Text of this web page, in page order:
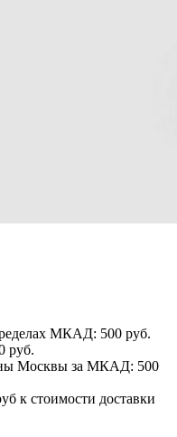
МКАД: 500 руб.
руб.
Москвы за МКАД: 500
к стоимости доставки